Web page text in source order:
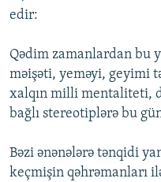
edir:
Qədim zamanlardan bu
məişəti, yeməyi, geyimi
xalqın milli mentaliteti,
bağlı stereotiplərə bu
Bəzi ənənələrə tənqidi
keçmişin qəhrəmanları